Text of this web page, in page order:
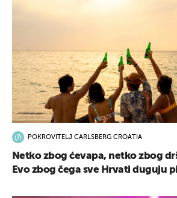
POKROVITELJ CARLSBERG CROATIA
Netko zbog ćevapa, netko zbog
Evo zbog čega sve Hrvati duguju